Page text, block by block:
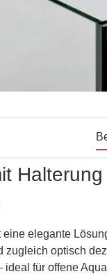
elegante
zugleich optisch
für offene